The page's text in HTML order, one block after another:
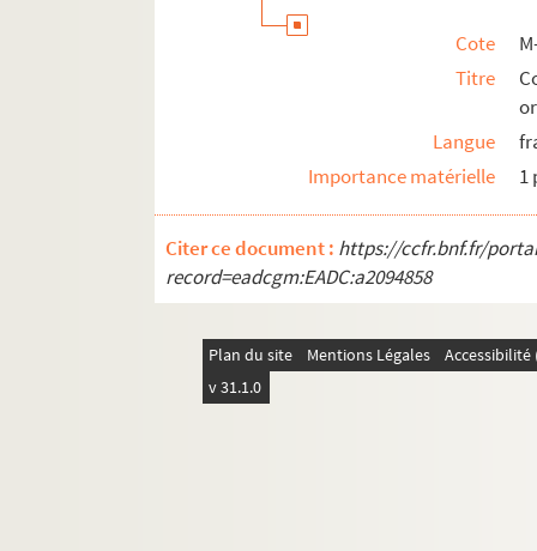
M-DOC-9-1-75. Statue de
M-DOC-9-1-77. Palais Rameau,
M-DOC-9-1-78. Programme
M-DOC-9-1-79. Société des fêtes
M-DOC-9-1-80. Société des fêtes
M-DOC-9-2. Fêtes communale 1897
M-DOC-9-3. Fêtes communale 1898
M-DOC-9-5. Fêtes communale 1900
M-DOC-9-6. Fêtes communale 1901
Cote
Titre
Langue
Importance matérielle
1
Citer ce document : https://ccfr.bnf.fr/
record=eadcgm:EADC:a2094858
Plan du site Mentions Légales
v 31.1.0